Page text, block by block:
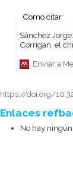
Como citar
Sánchez Jorge. 2019. “Un raudal continuo de imágenes
Corrigan, el
Enviar a
https://doi.org/
Enlaces
No hay